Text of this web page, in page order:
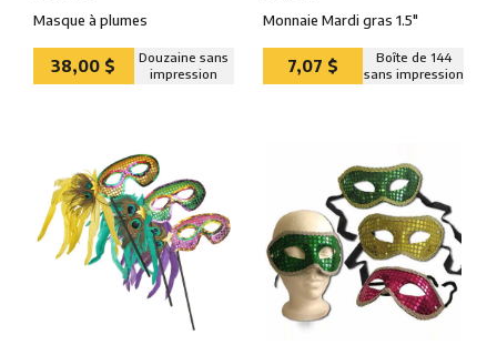
Masque à plumes
38,00 $
Douzaine sans
impression
Monnaie Mardi gras 1.5″
7,07 $
Boîte de 144
sans impression